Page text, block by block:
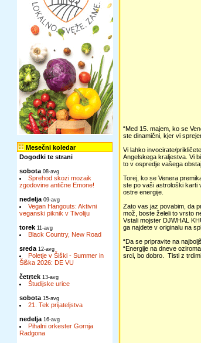
Mesečni koledar
Dogodki te strani
sobota 08-avg
Sprehod skozi mozaik
zgodovine antične Emone!
nedelja 09-avg
Vegan Hangouts: Aktivni
veganski piknik v Tivoliju
torek 11-avg
Black Country, New Road
sreda 12-avg
Poletje v Šiški - Summer in
Šiška 2026: DE VU
četrtek 13-avg
Študijske urice
sobota 15-avg
21. Tek prijateljstva
nedelja 16-avg
Pihalni orkester Gornja
Radgona
“Med 15. majem, ko se
ste dinamični, kjer vi
Vi lahko invocirate/
Angelskega kraljestva. Vi
to v ospredje vašega
Torej, ko se Venera
ste po vaši astrološki karti
ostre energije.
Zato vas jaz povabim, da
mož, boste želeli to vrsto
Vstali mojster DJWHAL
ga najdete v originalu na
“Da se pripravite na
“Energije na dneve
srci, bo dobro. Tisti z